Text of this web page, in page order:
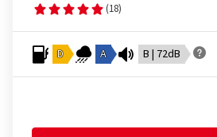
(18)
D A B | 72dB